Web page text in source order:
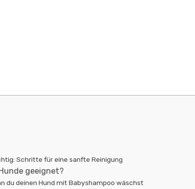
Schritte für eine sanfte Reinigung
geeignet?
du deinen Hund mit Babyshampoo wäschst